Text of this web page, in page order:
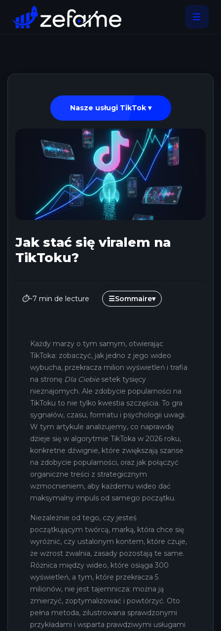
Nasze usługi TikTok ▾
Jak stać się viralem na
TikToku?
⏱~7 min de lecture ☰Sommaire▾
Każdy marzy o tym samym, otwierając
TikToka: zobaczyć, jak jedno z jego wideo
wybucha, przekracza milion wyświetleń i trafia
na stronę Dla Ciebiesetek tysięcy
nieznajomych. Ale zdobycie popularności na
TikToku to nie tylko kwestia szczęścia. To gra
sygnałów, czasu, formatu i psychologii uwagi.
W tym artykule analizujemy, co naprawdę
dzieje się w algorytmie TikToka w 2026 roku,
konkretne dźwignie, które zwiększają szanse
na zdobycie popularności, oraz jak połączyć
organiczne treści z strategicznym
wzmocnieniem, aby każdemu wideo dać
maksymalny impuls od samego początku.
Niezależnie od tego, czy jesteś
początkującym twórcą, marką, która chce się
wyróżnić, czy ustalonym kontem, które czuje,
że wzrost zwalnia, zasady pozostają te same.
Różnica między wideo, które osiąga 300
wyświetleń, a tym, które przekracza 5
milionów, nie jest tajemnicza: można ją
zmierzyć, zoptymalizować i powtórzyć. Oto
pełna metoda, zilustrowana sprawdzonymi
przykładami i wsparta prawdziwymi usługami